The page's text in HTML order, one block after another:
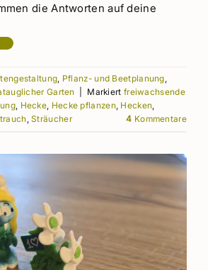
die Antworten auf deine
, Pflanz- und Beetplanung,
Garten
Markiert freiwachsende
, Hecke, Hecke pflanzen, Hecken,
,Sträucher 4 Kommentare